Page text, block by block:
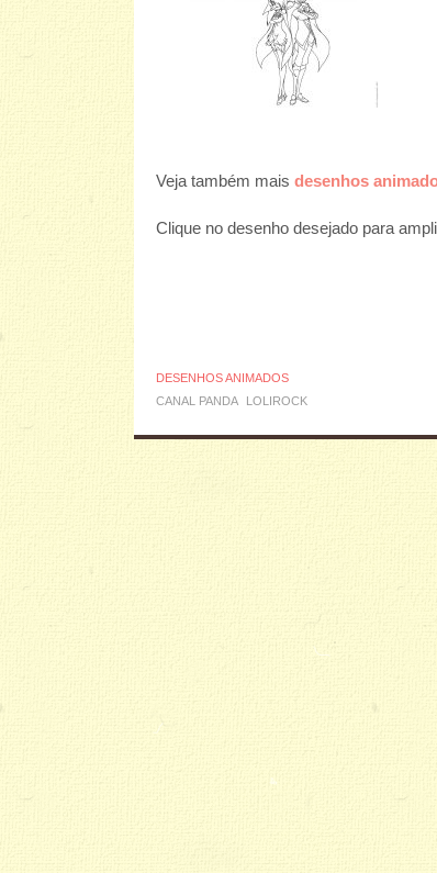
Veja também mais desenhos
Clique no desenho desejado para
DESENHOS ANIMADOS
CANAL PANDA
LOLIROCK